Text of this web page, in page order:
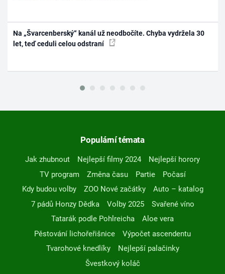
Na „Švarcenberský“ kanál už neodbočíte. Chyba vydržela 30
let, teď ceduli celou odstraní
Populární témata
Jak zhubnout Nejlepší filmy 2024
Nejlepší horory
TV program
Změna času Partie
Počasí
Kdy budou volby
ZOO Nové začátky
Auto – katalog
7 pádů Honzy Dědka
Volby 2025
Svařené víno
Tatarák podle Pohlreicha
Aloe vera
Pěstování lichořeřišnice
Výpočet ascendentu
Tvarohové knedlíky
Nejlepší palačinky
Švestkový koláč